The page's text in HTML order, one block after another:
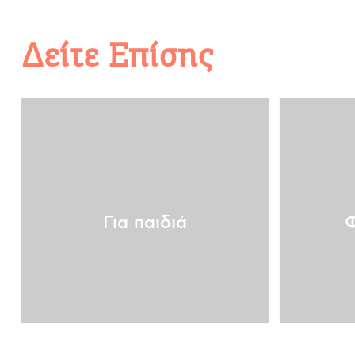
Δείτε Επίσης
Για παιδιά